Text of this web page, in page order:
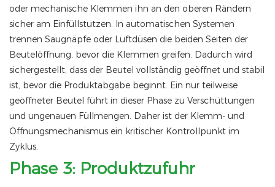
oder mechanische Klemmen ihn an den oberen Rändern
sicher am Einfüllstutzen. In automatischen Systemen
trennen Saugnäpfe oder Luftdüsen die beiden Seiten der
Beutelöffnung, bevor die Klemmen greifen. Dadurch wird
sichergestellt, dass der Beutel vollständig geöffnet und stabil
ist, bevor die Produktabgabe beginnt. Ein nur teilweise
geöffneter Beutel führt in dieser Phase zu Verschüttungen
und ungenauen Füllmengen. Daher ist der Klemm- und
Öffnungsmechanismus ein kritischer Kontrollpunkt im
Zyklus.
Phase 3: Produktzufuhr